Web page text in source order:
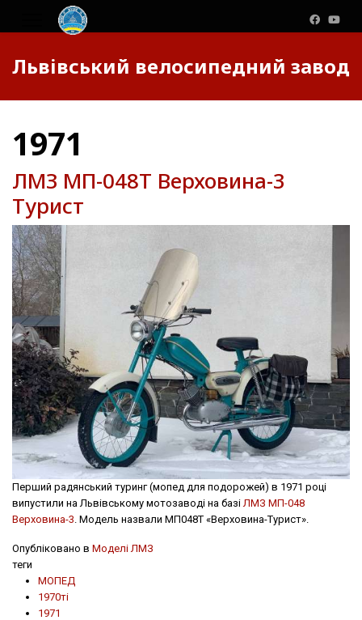
Львівський велосипедний завод
1971
ЛМЗ МП-048Т Верховина-3
Турист
Перший радянський туринг (мопед для подорожей) в 1971 році
випустили на Львівському мотозаводі на базі ЛМЗ МП-048
Верховина-3 . Модель назвали МП048Т «Верховина-Турист».
Опубліковано в Моделі ЛМЗ
теги
МОПЕД
1970ті
1971